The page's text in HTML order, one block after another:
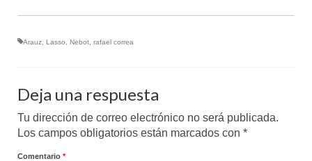
Arauz Lasso Nebot rafael correa
Deja una respuesta
Tu dirección de correo electrónico no será publicada.
Los campos obligatorios están marcados con *
Comentario *